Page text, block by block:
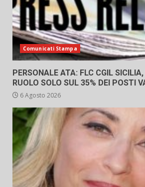
Comunicati Stampa
PERSONALE ATA: FLC CGIL
RUOLO SOLO SUL 35% DEI POSTI
6 Agosto 2026